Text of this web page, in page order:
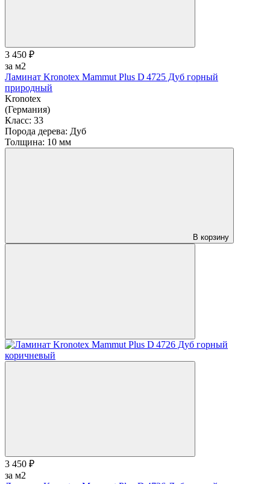
3 450 ₽
за м2
Ламинат Kronotex Mammut Plus D 4725 Дуб горный
природный
Kronotex
(Германия)
Класс: 33
Порода дерева: Дуб
Толщина: 10 мм
В корзину
3 450 ₽
за м2